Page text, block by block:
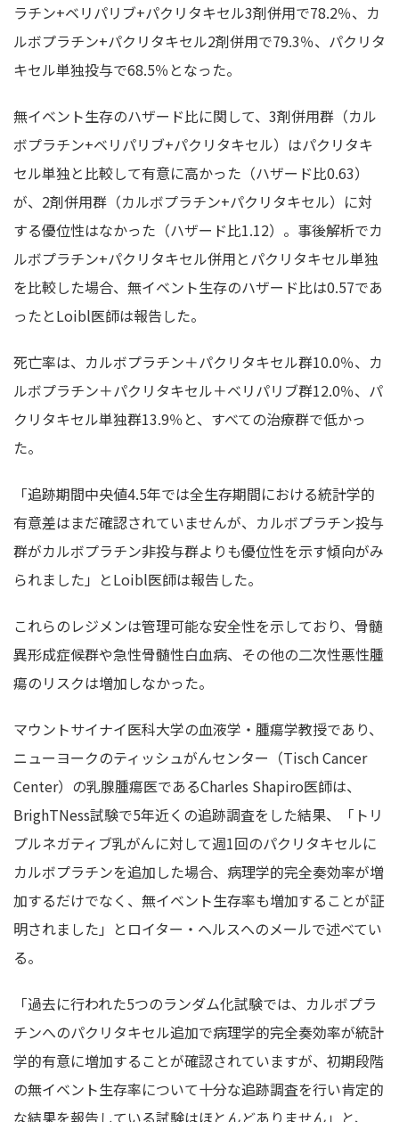
ラチン+ベリパリブ+パクリタキセル3剤併用で78.2％、カ
ルボプラチン+パクリタキセル2剤併用で79.3％、パクリタ
キセル単独投与で68.5％となった。
無イベント生存のハザード比に関して、3剤併用群（カル
ボプラチン+ベリパリブ+パクリタキセル）はパクリタキ
セル単独と比較して有意に高かった（ハザード比0.63）
が、2剤併用群（カルボプラチン+パクリタキセル）に対
する優位性はなかった（ハザード比1.12）。事後解析でカ
ルボプラチン+パクリタキセル併用とパクリタキセル単独
を比較した場合、無イベント生存のハザード比は0.57であ
ったとLoibl医師は報告した。
死亡率は、カルボプラチン＋パクリタキセル群10.0％、カ
ルボプラチン＋パクリタキセル＋ベリパリブ群12.0％、パ
クリタキセル単独群13.9％と、すべての治療群で低かっ
た。
「追跡期間中央値4.5年では全生存期間における統計学的
有意差はまだ確認されていませんが、カルボプラチン投与
群がカルボプラチン非投与群よりも優位性を示す傾向がみ
られました」とLoibl医師は報告した。
これらのレジメンは管理可能な安全性を示しており、骨髄
異形成症候群や急性骨髄性白血病、その他の二次性悪性腫
瘍のリスクは増加しなかった。
マウントサイナイ医科大学の血液学・腫瘍学教授であり、
ニューヨークのティッシュがんセンター（Tisch Cancer
Center）の乳腺腫瘍医であるCharles Shapiro医師は、
BrighTNess試験で5年近くの追跡調査をした結果、「トリ
プルネガティブ乳がんに対して週1回のパクリタキセルに
カルボプラチンを追加した場合、病理学的完全奏効率が増
加するだけでなく、無イベント生存率も増加することが証
明されました」とロイター・ヘルスへのメールで述べてい
る。
「過去に行われた5つのランダム化試験では、カルボプラ
チンへのパクリタキセル追加で病理学的完全奏効率が統計
学的有意に増加することが確認されていますが、初期段階
の無イベント生存率について十分な追跡調査を行い肯定的
な結果を報告している試験はほとんどありません」と、